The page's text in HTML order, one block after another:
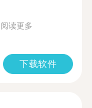
阅读更多
下载软件